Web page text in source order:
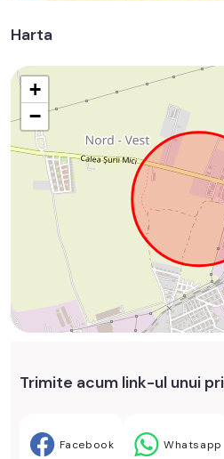
Harta
+
−
Trimite acum link-ul unui
Facebook Whatsapp